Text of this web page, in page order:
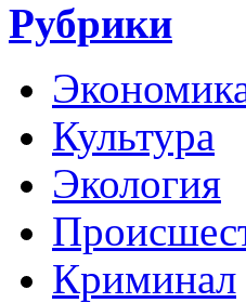
Рубрики
Культура
Экология
Криминал